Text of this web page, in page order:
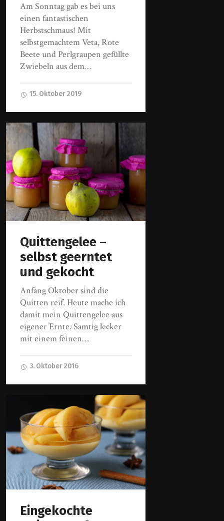
Am Sonntag gab es bei uns
einen fantastischen
Herbstschmaus! Mit
selbstgemachtem Veta, Rote
Beete und Perlgraupen gefüllte
Zwiebeln aus dem…
15. Oktober 2019
Quittengelee –
selbst geerntet
und gekocht
Anfang Oktober sind die
Quitten reif. Heute mache ich
damit mein Quittengelee aus
eigener Ernte. Samtig lecker
mit einem feinen…
3. Oktober 2016
Eingekochte